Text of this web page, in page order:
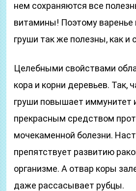
нем сохраняются все
витамины! Поэтому варенье
груши так же полезны, как и
Целебными свойствами
кора и корни деревьев. Так,
груши повышает иммунитет
прекрасным средством
мочекаменной болезни.
препятствует развитию
организме. А отвар коры
даже рассасывает рубцы.